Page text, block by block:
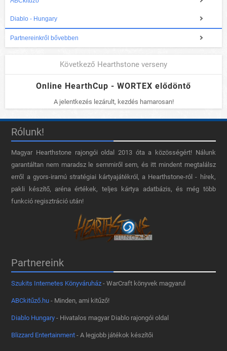
Diablo - Hungary
Partnereinkről bővebben
Következő Hearthstone verseny
Online HearthCup - WORTEX elődöntő
A jelentkezés lezárult, kezdés hamarosan!
Rólunk!
Magyar Hearthstone​ rajongói oldal 2013 óta a közösségért! Nálunk
garantáltan nem maradsz le semmiről sem, és itt mindent megtalálsz
erről a gyors-iramú stratégiai kártyajátékról, a Hearthstone-ról - hírek,
pakli készítő, aréna értékek, teljes kártya adatbázis, és még több
funkció regisztráció után!
Partnereink
Szukits Internetes Könyváruház - WarCraft könyvek magyarul
ABCkitűző.hu - Minden, ami kitűző!
Diablo Hungary - Hivatalos magyar Diablo rajongói oldal
Blizzard Entertainment - A legjobb játékok készítői